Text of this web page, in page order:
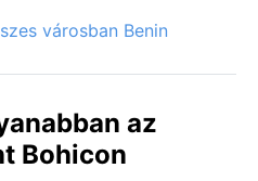
városban Benin
az
Bohicon